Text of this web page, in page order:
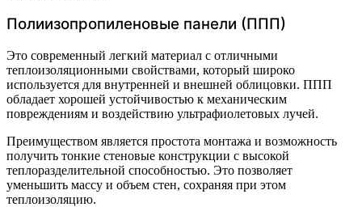
Полиизопропиленовые панели (ППП)
Это современный легкий материал с отличными
теплоизоляционными свойствами, который широко
используется для внутренней и внешней облицовки. ППП
обладает хорошей устойчивостью к механическим
повреждениям и воздействию ультрафиолетовых лучей.
Преимуществом является простота монтажа и возможность
получить тонкие стеновые конструкции с высокой
теплоразделительной способностью. Это позволяет
уменьшить массу и объем стен, сохраняя при этом
теплоизоляцию.